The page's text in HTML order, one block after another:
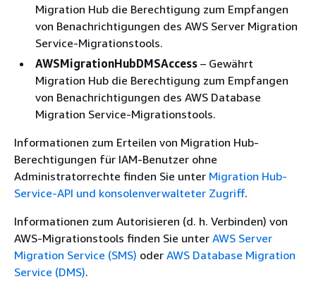
Migration Hub die Berechtigung zum Empfangen
von Benachrichtigungen des AWS Server Migration
Service-Migrationstools.
AWSMigrationHubDMSAccess – Gewährt
Migration Hub die Berechtigung zum Empfangen
von Benachrichtigungen des AWS Database
Migration Service-Migrationstools.
Informationen zum Erteilen von Migration Hub-
Berechtigungen für IAM-Benutzer ohne
Administratorrechte finden Sie unter Migration Hub-
Service-API und konsolenverwalteter Zugriff.
Informationen zum Autorisieren (d. h. Verbinden) von
AWS-Migrationstools finden Sie unter AWS Server
Migration Service (SMS) oder AWS Database Migration
Service (DMS).